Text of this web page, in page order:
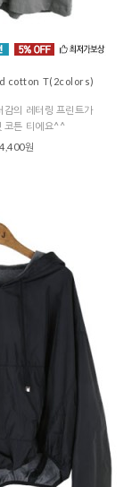
cotton T(2colors)
감의 레터링 프린트가
코튼 티에요^^
원